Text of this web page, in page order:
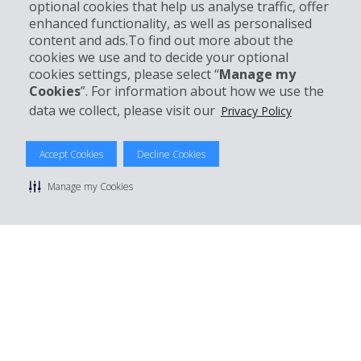
optional cookies that help us analyse traffic, offer
enhanced functionality, as well as personalised
content and ads.To find out more about the
cookies we use and to decide your optional
cookies settings, please select “Manage my
Cookies”. For information about how we use the
data we collect, please visit our Privacy Policy
Accept Cookies Decline Cookies
Manage my Cookies
Support client
Réserver avec Hertz
© 2026 The Hertz System, Inc.
Politique de confidentialité | Conditions d'utilisation du site
Conditions de location
Gérer mes cookies